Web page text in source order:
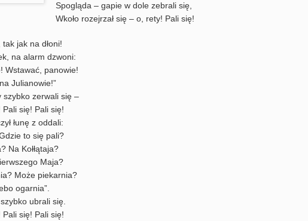
Spogląda – gapie w dole zebrali się,
Wkoło rozejrzał się – o, rety! Pali się!
jak na dłoni!
na alarm dzwoni:
Wstawać, panowie!
Julianowie!”
szybko zerwali się –
Pali się! Pali się!
łunę z oddali:
to się pali?
Na Kołłątaja?
Maja?
Może piekarnia?
ogarnia”.
ubrali się.
Pali się! Pali się!